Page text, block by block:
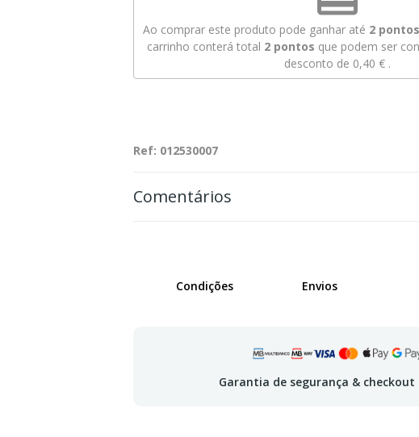
Ao comprar este produto pode ganhar até 2
carrinho conterá total 2pontos que podem ser
desconto de 0,40 € .
Ref: 012530007
Comentários
Condições Envios
Garantia de segurança & checkout